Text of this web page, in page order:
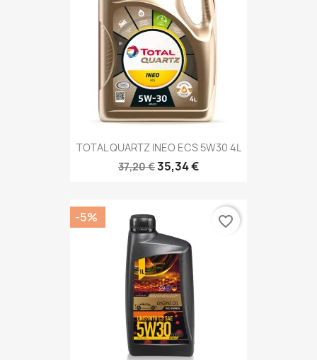
TOTAL QUARTZ INEO ECS 5W30 4L
37,20 €35,34 €
-5% favorite_border